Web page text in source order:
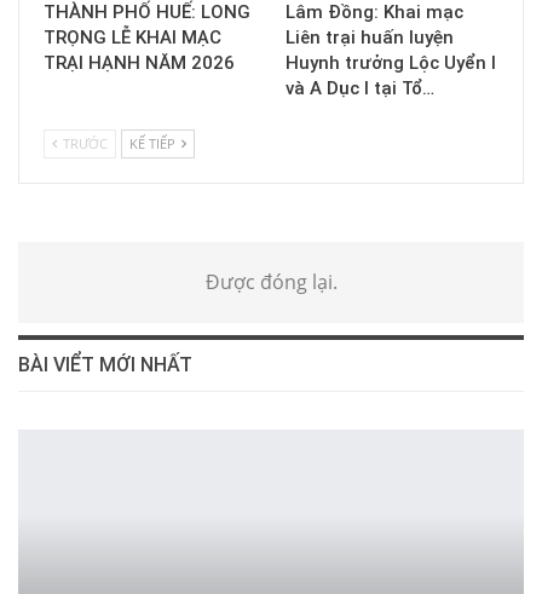
THÀNH PHỐ HUẾ: LONG
TRỌNG LỄ KHAI MẠC
TRẠI HẠNH NĂM 2026
Lâm Đồng: Khai mạc
Liên trại huấn luyện
Huynh trưởng Lộc Uyển I
và A Dục I tại Tổ…
TRƯỚC KẾ TIẾP
Được đóng lại.
BÀI VIỂT MỚI NHẤT